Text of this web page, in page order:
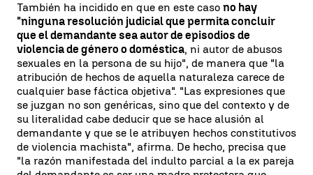
También ha incidido en que en este caso no hay
"ninguna resolución judicial que permita concluir
que el demandante sea autor de episodios de
violencia de género o doméstica, ni autor de abusos
sexuales en la persona de su hijo", de manera que "la
atribución de hechos de aquella naturaleza carece de
cualquier base fáctica objetiva". "Las expresiones que
se juzgan no son genéricas, sino que del contexto y de
su literalidad cabe deducir que se hace alusión al
demandante y que se le atribuyen hechos constitutivos
de violencia machista", afirma. De hecho, precisa que
"la razón manifestada del indulto parcial a la ex pareja